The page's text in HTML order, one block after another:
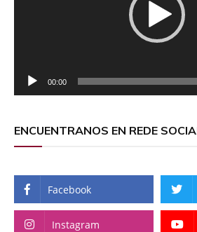
00:00
ENCUENTRANOS EN REDE
Facebook
Instagram